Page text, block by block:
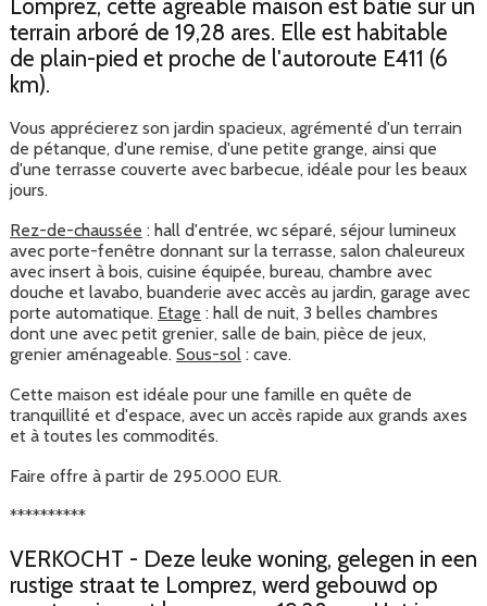
Lomprez, cette agréable maison est bâtie sur un
terrain arboré de 19,28 ares. Elle est habitable
de plain-pied et proche de l'autoroute E411 (6
km).
Vous apprécierez son jardin spacieux, agrémenté d'un terrain
de pétanque, d'une remise, d'une petite grange, ainsi que
d'une terrasse couverte avec barbecue, idéale pour les beaux
jours.
Rez-de-chaussée : hall d'entrée, wc séparé, séjour lumineux
avec porte-fenêtre donnant sur la terrasse, salon chaleureux
avec insert à bois, cuisine équipée, bureau, chambre avec
douche et lavabo, buanderie avec accès au jardin, garage avec
porte automatique. Etage : hall de nuit, 3 belles chambres
dont une avec petit grenier, salle de bain, pièce de jeux,
grenier aménageable. Sous-sol : cave.
Cette maison est idéale pour une famille en quête de
tranquillité et d'espace, avec un accès rapide aux grands axes
et à toutes les commodités.
Faire offre à partir de 295.000 EUR.
**********
VERKOCHT - Deze leuke woning, gelegen in een
rustige straat te Lomprez, werd gebouwd op